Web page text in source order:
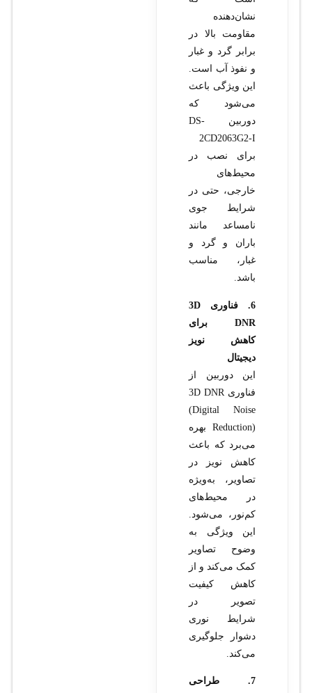
نشان‌دهنده
مقاومت بالا در
برابر گرد و غبار
و نفوذ آب است.
این ویژگی باعث
می‌شود که
دوربین DS-
2CD2063G2-I
برای نصب در
محیط‌های
خارجی، حتی در
شرایط جوی
نامساعد مانند
باران و گرد و
غبار، مناسب
باشد.
6. فناوری 3D
DNR برای
کاهش نویز
دیجیتال
این دوربین از
فناوری 3D DNR
(Digital Noise
Reduction) بهره
می‌برد که باعث
کاهش نویز در
تصاویر، به‌ویژه
در محیط‌های
کم‌نور، می‌شود.
این ویژگی به
وضوح تصاویر
کمک می‌کند و از
کاهش کیفیت
تصویر در
شرایط نوری
دشوار جلوگیری
می‌کند.
7. طراحی